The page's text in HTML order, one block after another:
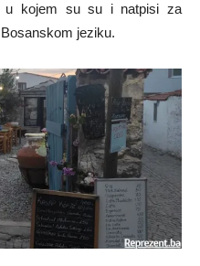
u kojem su su i natpisi za
jeziku.